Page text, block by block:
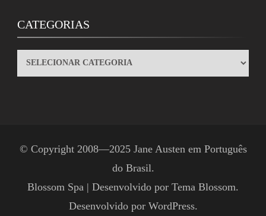
CATEGORIAS
CATEGORIAS
© Copyright 2008—2025 Jane Austen em Português
do Brasil.
Blossom Spa | Desenvolvido por Tema Blossom.
Desenvolvido por WordPress.